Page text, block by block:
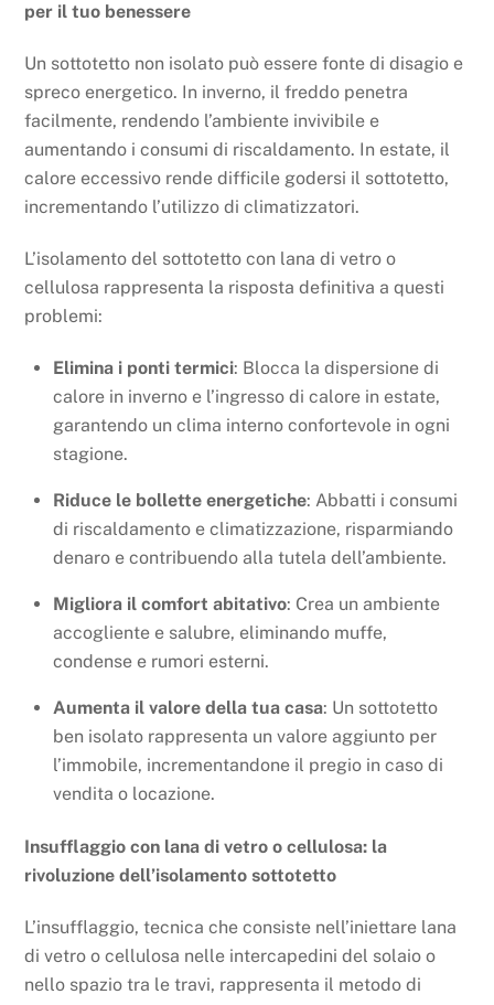
per il tuo benessere
Un sottotetto non isolato può essere fonte di disagio e
spreco energetico. In inverno, il freddo penetra
facilmente, rendendo l’ambiente invivibile e
aumentando i consumi di riscaldamento. In estate, il
calore eccessivo rende difficile godersi il sottotetto,
incrementando l’utilizzo di climatizzatori.
L’isolamento del sottotetto con lana di vetro o
cellulosa rappresenta la risposta definitiva a questi
problemi:
Elimina i ponti termici: Blocca la dispersione di
calore in inverno e l’ingresso di calore in estate,
garantendo un clima interno confortevole in ogni
stagione.
Riduce le bollette energetiche: Abbatti i consumi
di riscaldamento e climatizzazione, risparmiando
denaro e contribuendo alla tutela dell’ambiente.
Migliora il comfort abitativo: Crea un ambiente
accogliente e salubre, eliminando muffe,
condense e rumori esterni.
Aumenta il valore della tua casa: Un sottotetto
ben isolato rappresenta un valore aggiunto per
l’immobile, incrementandone il pregio in caso di
vendita o locazione.
Insufflaggio con lana di vetro o cellulosa: la
rivoluzione dell’isolamento sottotetto
L’insufflaggio, tecnica che consiste nell’iniettare lana
di vetro o cellulosa nelle intercapedini del solaio o
nello spazio tra le travi, rappresenta il metodo di